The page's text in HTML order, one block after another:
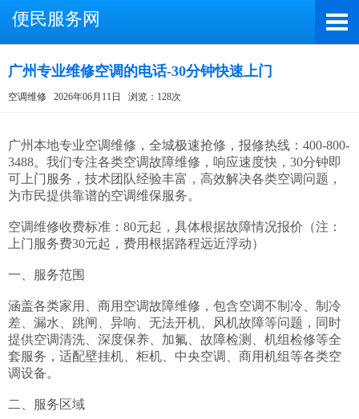
便民服务网
广州专业维修空调的电话-30分钟快速上门
空调维修 2026年06月11日 浏览：128次
广州本地专业空调维修，全城极速抢修，报修热线：400-800-
3488。我们专注各类空调故障维修，响应速度快，30分钟即
可上门服务，技术团队经验丰富，高效解决各类空调问题，
为市民提供靠谱的空调维保服务。
空调维修收费标准：80元起，具体根据故障情况报价（注：
上门服务费30元起，费用根据路程远近浮动）
一、服务范围
涵盖各类家用、商用空调故障维修，包含空调不制冷、制冷
差、漏水、跳闸、异响、无法开机、风机故障等问题，同时
提供空调清洗、深度保养、加氟、故障检测、机组检修等全
套服务，适配壁挂机、柜机、中央空调、商用机组等各类空
调设备。
二、服务区域
微信号：A4000066885
（长按复制微信号，添加好友）
打开微信